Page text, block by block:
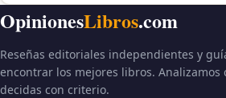
OpinionesLibros.com
Reseñas editoriales independientes y
encontrar los mejores libros.
decidas con criterio.